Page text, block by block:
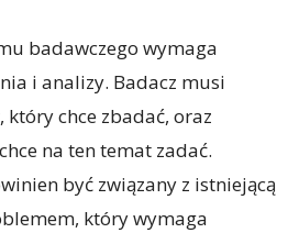
badawczego wymaga
i analizy. Badacz musi
chce zbadać, oraz
na ten temat zadać.
być związany z istniejącą
który wymaga